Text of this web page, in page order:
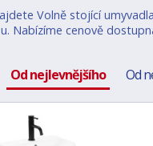
Volně stojící
Nabízíme cenově
Od nejlevnějšího Od